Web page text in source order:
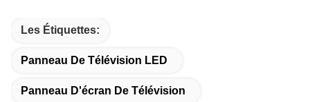
Les Étiquettes:
Panneau De Télévision LED
Panneau D'écran De Télévision